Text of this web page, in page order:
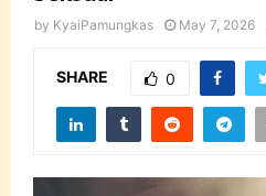
by KyaiPamungkas May 7, 2026
SHARE 0